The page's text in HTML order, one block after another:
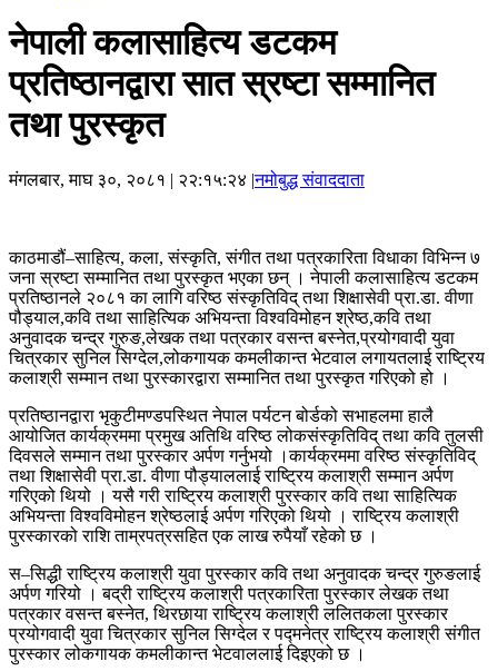
नेपाली कलासाहित्य डटकम
प्रतिष्ठानद्वारा सात स्रष्टा सम्मानित
तथा पुरस्कृत
मंगलबार, माघ ३०, २०८१ | २२:१५:२४ |नमोबुद्ध संवाददाता
काठमाडौं–साहित्य, कला, संस्कृति, संगीत तथा पत्रकारिता विधाका विभिन्न ७
जना स्रष्टा सम्मानित तथा पुरस्कृत भएका छन् । नेपाली कलासाहित्य डटकम
प्रतिष्ठानले २०८१ का लागि वरिष्ठ संस्कृतिविद् तथा शिक्षासेवी प्रा.डा. वीणा
पौड्याल,कवि तथा साहित्यिक अभियन्ता विश्वविमोहन श्रेष्ठ,कवि तथा
अनुवादक चन्द्र गुरुङ,लेखक तथा पत्रकार वसन्त बस्नेत,प्रयोगवादी युवा
चित्रकार सुनिल सिग्देल,लोकगायक कमलीकान्त भेटवाल लगायतलाई राष्ट्रिय
कलाश्री सम्मान तथा पुरस्कारद्वारा सम्मानित तथा पुरस्कृत गरिएको हो ।
प्रतिष्ठानद्वारा भृकुटीमण्डपस्थित नेपाल पर्यटन बोर्डको सभाहलमा हालै
आयोजित कार्यक्रममा प्रमुख अतिथि वरिष्ठ लोकसंस्कृतिविद् तथा कवि तुलसी
दिवसले सम्मान तथा पुरस्कार अर्पण गर्नुभयो ।कार्यक्रममा वरिष्ठ संस्कृतिविद्
तथा शिक्षासेवी प्रा.डा. वीणा पौड्याललाई राष्ट्रिय कलाश्री सम्मान अर्पण
गरिएको थियो । यसै गरी राष्ट्रिय कलाश्री पुरस्कार कवि तथा साहित्यिक
अभियन्ता विश्वविमोहन श्रेष्ठलाई अर्पण गरिएको थियो । राष्ट्रिय कलाश्री
पुरस्कारको राशि ताम्रपत्रसहित एक लाख रुपैयाँ रहेको छ ।
स–सिद्धी राष्ट्रिय कलाश्री युवा पुरस्कार कवि तथा अनुवादक चन्द्र गुरुङलाई
अर्पण गरियो । बद्री राष्ट्रिय कलाश्री पत्रकारिता पुरस्कार लेखक तथा
पत्रकार वसन्त बस्नेत, थिरछाया राष्ट्रिय कलाश्री ललितकला पुरस्कार
प्रयोगवादी युवा चित्रकार सुनिल सिग्देल र पद्मनेत्र राष्ट्रिय कलाश्री संगीत
पुरस्कार लोकगायक कमलीकान्त भेटवाललाई दिइएको छ ।